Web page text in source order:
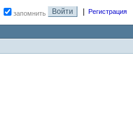
запомнить Регистрация